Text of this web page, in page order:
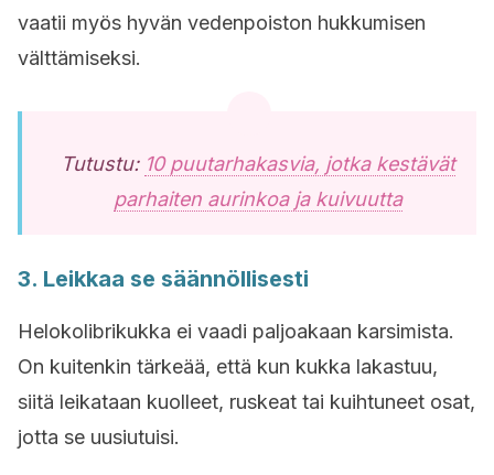
vaatii myös hyvän vedenpoiston hukkumisen
välttämiseksi.
Tutustu: 10 puutarhakasvia, jotka kestävät
parhaiten aurinkoa ja kuivuutta
3. Leikkaa se säännöllisesti
Helokolibrikukka ei vaadi paljoakaan karsimista.
On kuitenkin tärkeää, että kun kukka lakastuu,
siitä leikataan kuolleet, ruskeat tai kuihtuneet osat,
jotta se uusiutuisi.